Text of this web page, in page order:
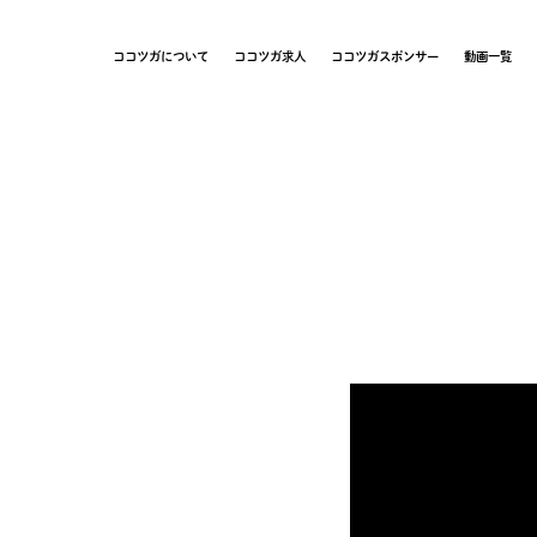
ココツガについて ココツガ求人 ココツガスポンサー 動画一覧